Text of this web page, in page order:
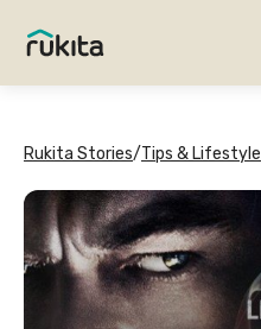
Rukita Stories/Tips & Lifestyle